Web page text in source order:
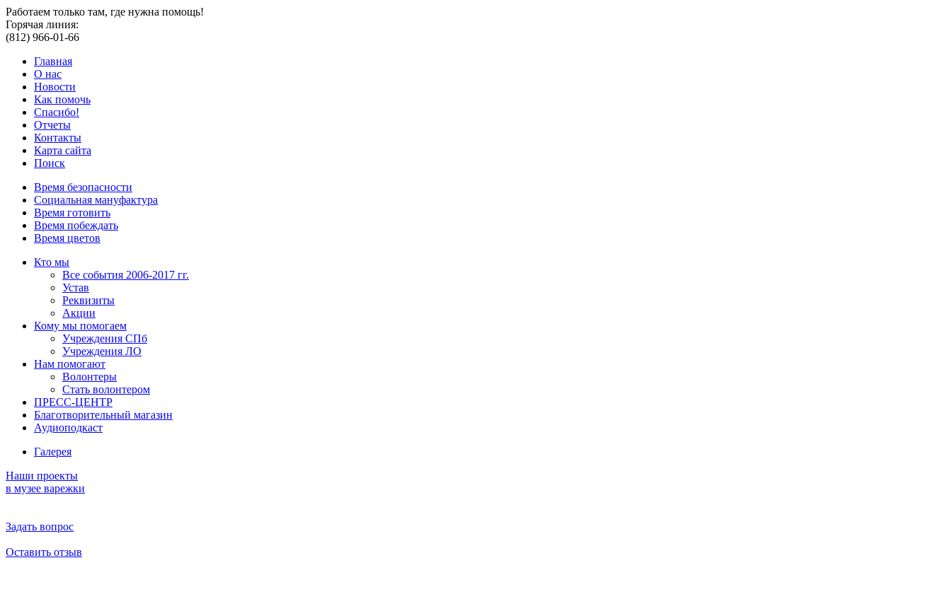
Работаем только там, где нужна помощь!
Горячая линия:
(812) 966-01-66
Главная
О нас
Новости
Как помочь
Спасибо!
Отчеты
Контакты
Карта сайта
Поиск
Время безопасности
Социальная мануфактура
Время готовить
Время побеждать
Время цветов
Кто мы
Все события 2006-2017 гг.
Устав
Реквизиты
Акции
Кому мы помогаем
Учреждения СПб
Учреждения ЛО
Нам помогают
Волонтеры
Стать волонтером
ПРЕСС-ЦЕНТР
Благотворительный магазин
Аудиоподкаст
Галерея
Наши проекты
в музее варежки
Задать вопрос
Оставить отзыв